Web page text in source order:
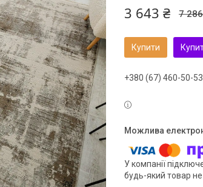
7
3 643 ₴
Купити
+380 (67) 460-50-53
У компанії
будь-який товар